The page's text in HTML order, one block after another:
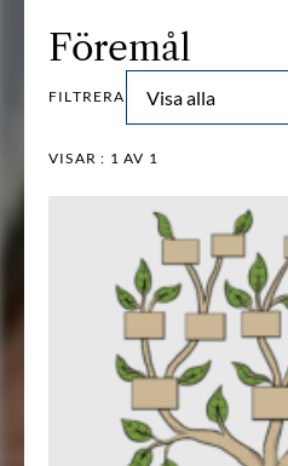
Föremål
FILTRERA Visa alla
VISAR : 1 AV 1